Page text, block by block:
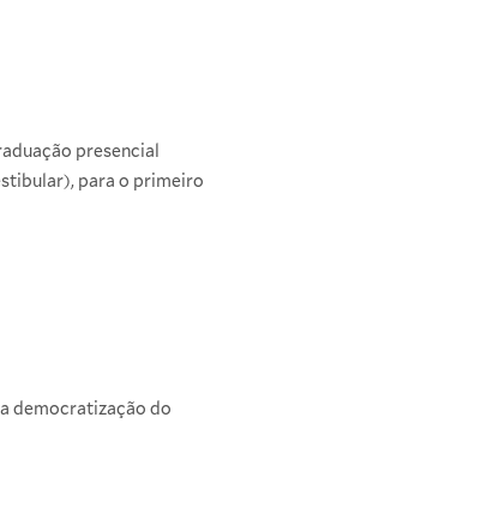
presencial
para o primeiro
democratização do